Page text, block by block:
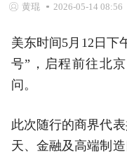
黄琨 2026-05-14 08:56
美东时间5月12日下
号”，启程前往北
问。
此次随行的商界代
天、金融及高端制